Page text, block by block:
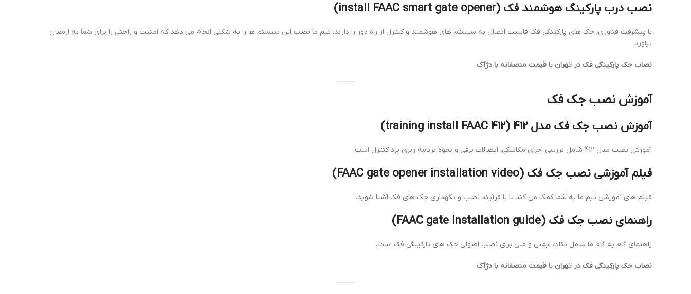
نصب درب پارکینگ هوشمند فک (install FAAC smart gate opener)
با پیشرفت فناوری، جک های پارکینگی فک قابلیت اتصال به سیستم های هوشمند و کنترل از راه دور را دارند. تیم ما نصب این سیستم ها را به شکلی انجام می دهد که امنیت و راحتی را برای شما به ارمغان
بیاورد.
نصاب جک پارکینگی فک در تهران با قیمت منصفانه با دژآک
آموزش نصب جک فک
آموزش نصب جک فک مدل 412 (training install FAAC 412)
آموزش نصب مدل 412 شامل بررسی اجزای مکانیکی، اتصالات برقی و نحوه برنامه ریزی برد کنترل است.
فیلم آموزشی نصب جک فک (FAAC gate opener installation video)
فیلم های آموزشی تیم ما به شما کمک می کند تا با فرآیند نصب و نگهداری جک های فک آشنا شوید.
راهنمای نصب جک فک (FAAC gate installation guide)
راهنمای گام به گام ما شامل نکات ایمنی و فنی برای نصب اصولی جک های پارکینگی فک است.
نصاب جک پارکینگی فک در تهران با قیمت منصفانه با دژآک